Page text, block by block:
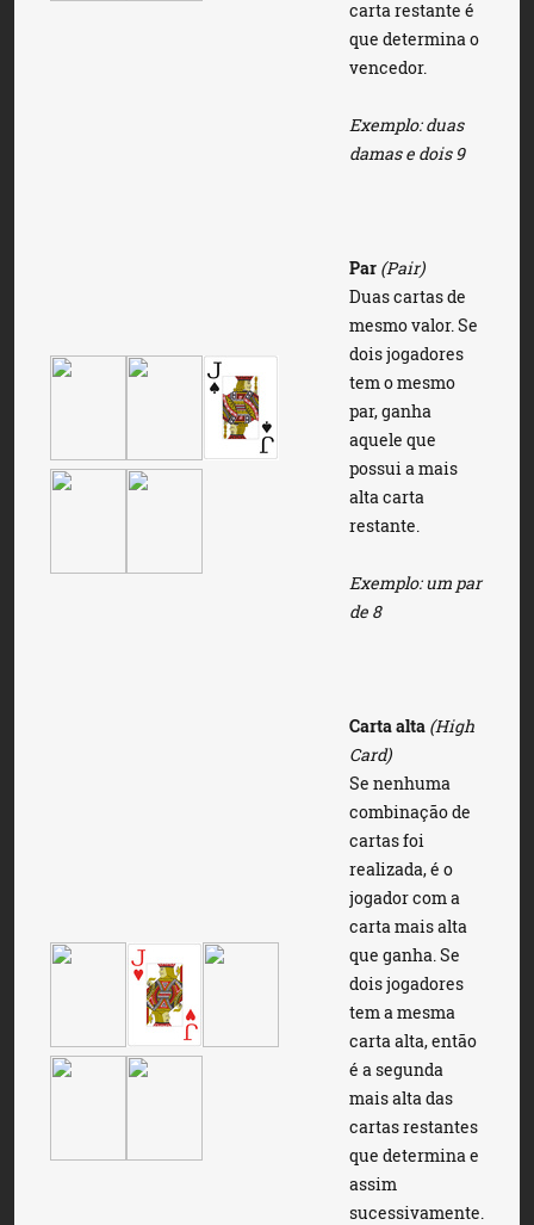
carta restante é
que determina o
vencedor.
Exemplo: duas
damas e dois 9
Par (Pair)
Duas cartas de
mesmo valor. Se
dois jogadores
tem o mesmo
par, ganha
aquele que
possui a mais
alta carta
restante.
Exemplo: um par
de 8
Carta alta (High
Card)
Se nenhuma
combinação de
cartas foi
realizada, é o
jogador com a
carta mais alta
que ganha. Se
dois jogadores
tem a mesma
carta alta, então
é a segunda
mais alta das
cartas restantes
que determina e
assim
sucessivamente.